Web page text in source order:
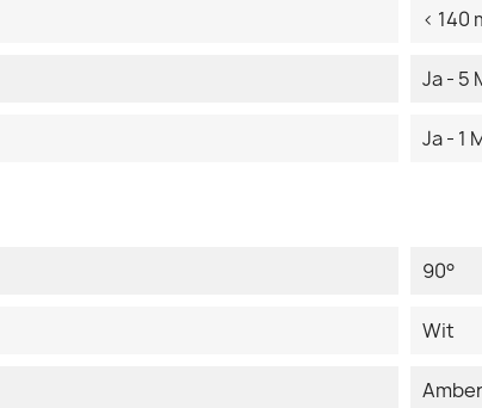
< 140
Ja - 5
Ja - 1
90°
Wit